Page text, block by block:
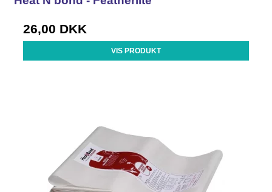
26,00 DKK
VIS PRODUKT